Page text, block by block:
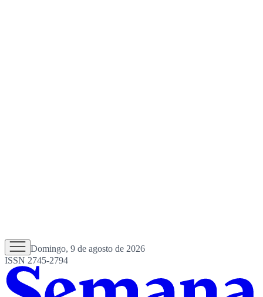
Domingo, 9 de agosto de 2026
ISSN 2745-2794